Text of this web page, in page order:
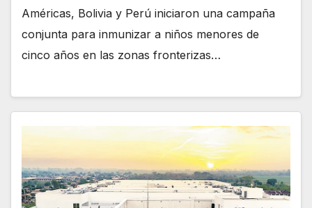
Américas, Bolivia y Perú iniciaron una campaña
conjunta para inmunizar a niños menores de
cinco años en las zonas fronterizas…